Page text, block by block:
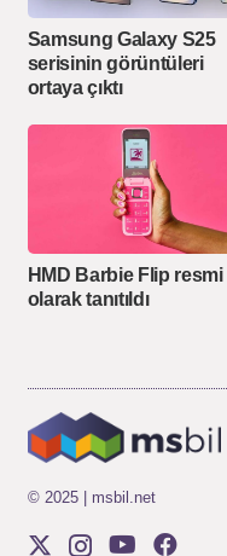
Samsung Galaxy S25
serisinin görüntüleri
ortaya çıktı
HMD Barbie Flip resmi
olarak tanıtıldı
© 2025 | msbil.net